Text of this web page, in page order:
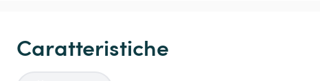
Caratteristiche